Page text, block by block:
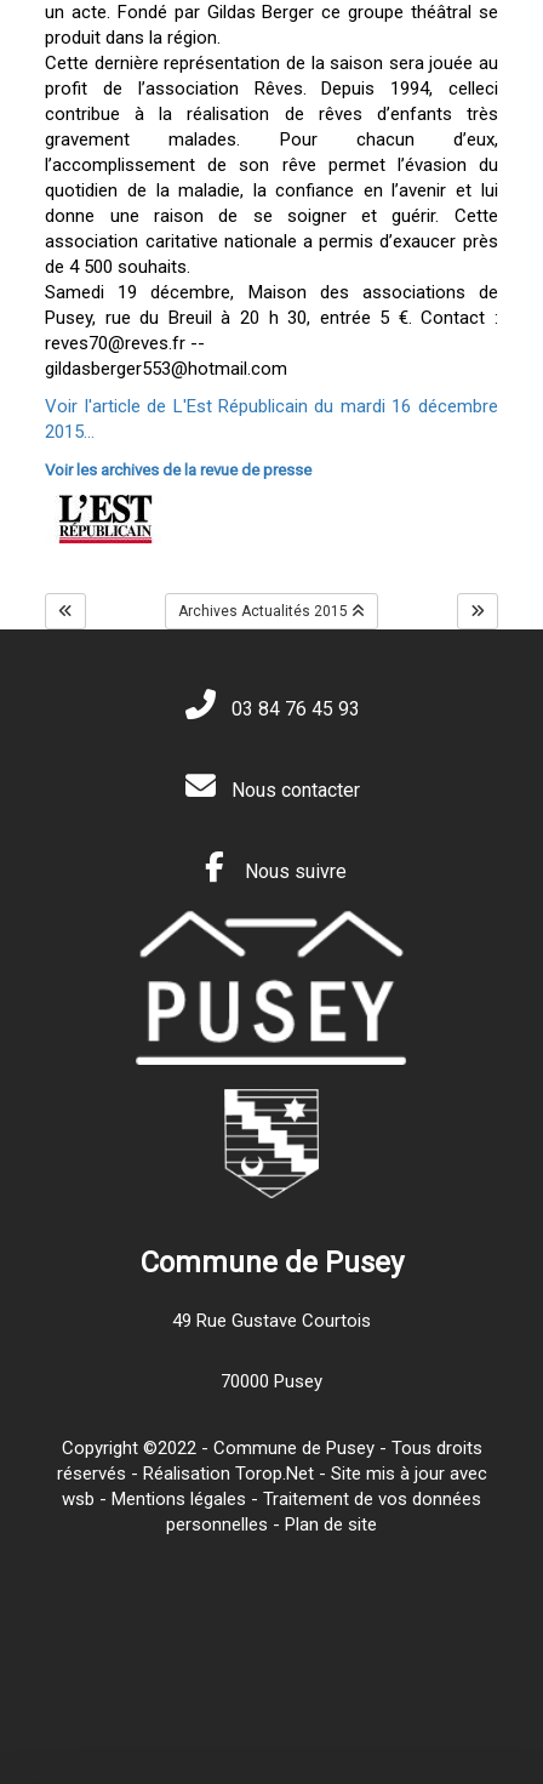
un acte. Fondé par Gildas Berger ce groupe théâtral se
produit dans la région.
Cette dernière représentation de la saison sera jouée au
profit de l’association Rêves. Depuis 1994, celleci
contribue à la réalisation de rêves d’enfants très
gravement malades. Pour chacun d’eux,
l’accomplissement de son rêve permet l’évasion du
quotidien de la maladie, la confiance en l’avenir et lui
donne une raison de se soigner et guérir. Cette
association caritative nationale a permis d’exaucer près
de 4 500 souhaits.
Samedi 19 décembre, Maison des associations de
Pusey, rue du Breuil à 20 h 30, entrée 5 €. Contact :
reves70@reves.fr --
gildasberger553@hotmail.com
Voir l'article de L'Est Républicain du mardi 16 décembre
2015...
Voir les archives de la revue de presse
Archives Actualités 2015
03 84 76 45 93
Nous contacter
Nous suivre
Commune de Pusey
49 Rue Gustave Courtois
70000 Pusey
Copyright ©2022 - Commune de Pusey - Tous droits
réservés - Réalisation Torop.Net - Site mis à jour avec
wsb - Mentions légales - Traitement de vos données
personnelles - Plan de site